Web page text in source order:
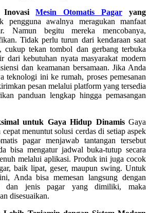
InovasiMesin Otomatis Pagar yang
pengguna awalnya meragukan manfaat
Namun begitu mereka mencobanya,
Tidak perlu turun dari kendaraan saat
cukup tekan tombol dan gerbang terbuka
dari kebutuhan nyata masyarakat modern
dan keamanan bersamaan. Jika Anda
teknologi ini ke rumah, proses pemesanan
pesan melalui platform yang tersedia
panduan lengkap hingga pemasangan
untuk Gaya Hidup DinamisGaya
menuntut solusi cerdas di setiap aspek
pagar menjawab tantangan tersebut
bisa mengatur jadwal buka-tutup secara
melalui aplikasi. Produk ini juga cocok
baik lipat, geser, maupun swing. Untuk
Anda bisa memesan langsung dengan
dan jenis pagar yang dimiliki, maka
disesuaikan.